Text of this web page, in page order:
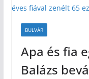
BULVÁR
Apa és fia
Balázs